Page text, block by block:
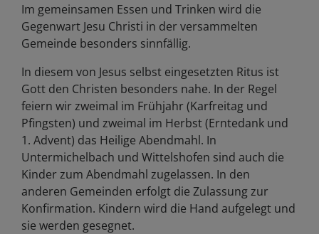
Im gemeinsamen Essen und Trinken wird die
Gegenwart Jesu Christi in der versammelten
Gemeinde besonders sinnfällig.
In diesem von Jesus selbst eingesetzten Ritus ist
Gott den Christen besonders nahe. In der Regel
feiern wir zweimal im Frühjahr (Karfreitag und
Pfingsten) und zweimal im Herbst (Erntedank und
1. Advent) das Heilige Abendmahl. In
Untermichelbach und Wittelshofen sind auch die
Kinder zum Abendmahl zugelassen. In den
anderen Gemeinden erfolgt die Zulassung zur
Konfirmation. Kindern wird die Hand aufgelegt und
sie werden gesegnet.